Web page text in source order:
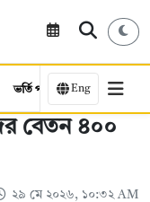
ভর্তি পরীক্ষা কর্মসংস্থান
Eng
বেতন ৪০০
২৯ মে ২০২৬, ১০:৩২ AM